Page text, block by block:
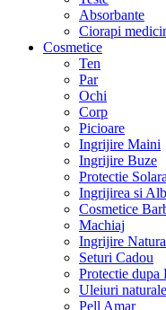
Absorbante
Ciorapi
Cosmetice
Ten
Par
Ochi
Corp
Picioare
Ingrijire Maini
Ingrijire Buze
Protectie Solara
Ingrijirea si
Cosmetice
Machiaj
Ingrijire
Seturi Cadou
Protectie dupa
Uleiuri
Pell Amar